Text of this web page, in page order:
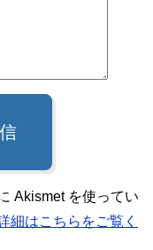
Akismet を使ってい
細はこちらをご覧く